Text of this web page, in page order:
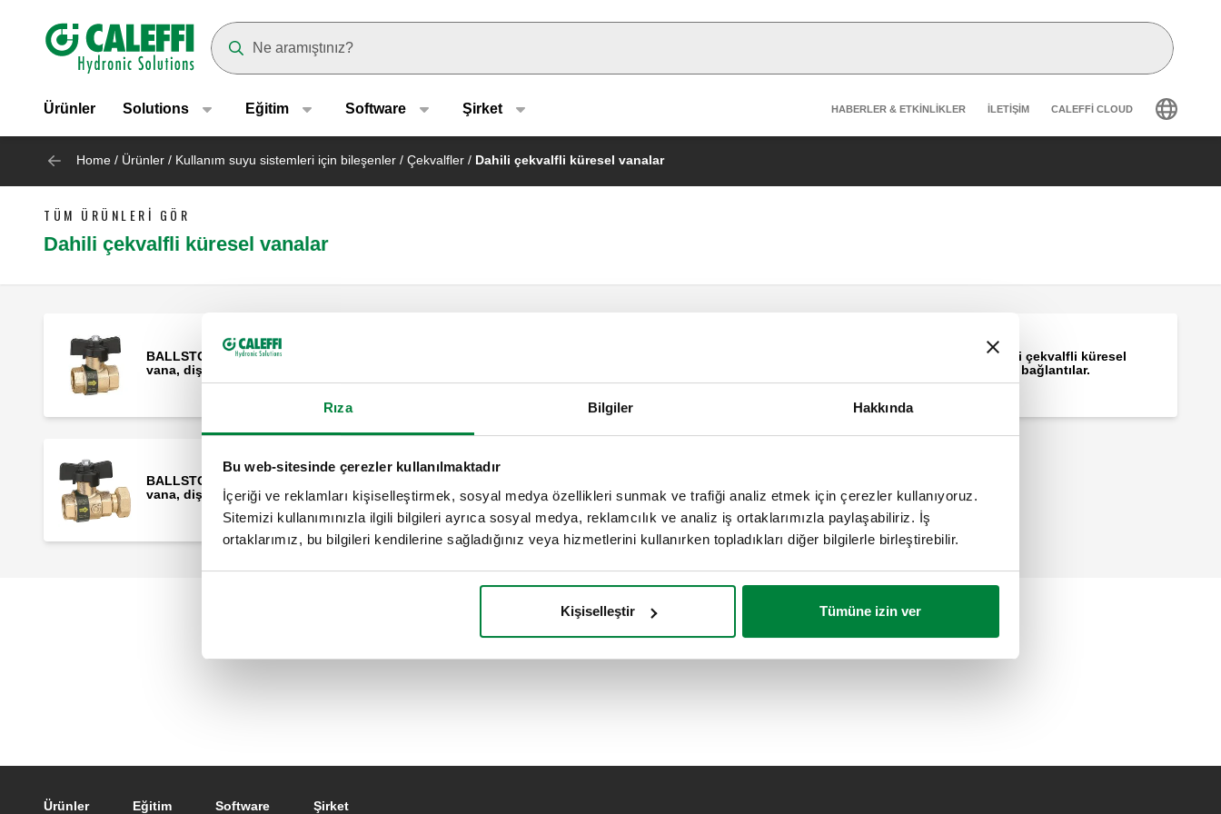
Rıza Bilgiler Hakkında
Bu web-sitesinde çerezler kullanılmaktadır
İçeriği ve reklamları kişiselleştirmek, sosyal medya özellikleri sunmak ve trafiği analiz etmek için çerezler kullanıyoruz.
Sitemizi kullanımınızla ilgili bilgileri ayrıca sosyal medya, reklamcılık ve analiz iş ortaklarımızla paylaşabiliriz. İş
ortaklarımız, bu bilgileri kendilerine sağladığınız veya hizmetlerini kullanırken topladıkları diğer bilgilerle birleştirebilir.
Kişiselleştir Tümüne izin ver
Header main navigation
Ürünler Solutions Eğitim Software Şirket Header secondary navigation
HABERLER & ETKINLIKLER İLETIŞIM CALEFFI CLOUD
Home / Ürünler / Kullanım suyu sistemleri için bileşenler / Çekvalfler / Dahili çekvalfli küresel vanalar
TÜM ÜRÜNLERI GÖR
Dahili çekvalfli küresel vanalar
BALLSTOP, Dahili çekvalfli küresel
vana, dişi bağlantılar.
BALLSTOP, Dahili çekvalfli küresel
vana, erkek - dişi bağlantılar.
BALLSTOP, Dahili çekvalfli küresel
vana, dişi - somun bağlantılı.
vana, erkek - somun bağlantılı.
Ürünler Eğitim Software Şirket